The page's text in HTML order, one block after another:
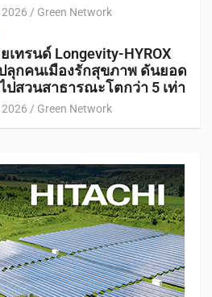
Green Network
เทรนด์ Longevity-HYROX
ลุกคนเมืองรักสุขภาพ ดันยอด
ปสวนสาธารณะโตกว่า 5 เท่า
Green Network